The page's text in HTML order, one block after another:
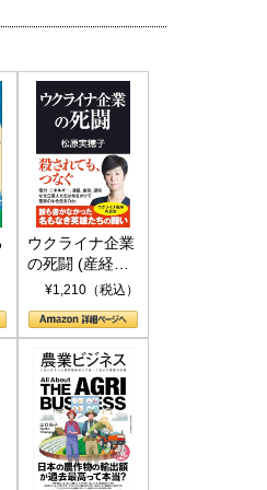
ホルムズ海峡危機で加速したエ
ネルギー転換が「中国依存」に
行き着くリスク
小山堅
2026年5月14日
ウクライナ企業
の死闘 (産経セ
レクト S 039)
¥1,210（税込）